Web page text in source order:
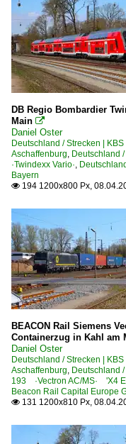
DB Regio Bombardier
Main 
Daniel Oster
Deutschland / Strecken |
Aschaffenburg, Deutschland
·Twindexx Vario·,
Bayern
 194 1200x800 Px,
BEACON Rail Siemens
Containerzug in Kahl am
Daniel Oster
Deutschland / Strecken |
Aschaffenburg, Deutschland
193 ·Vectron AC/MS· 'X4
Beacon Rail Capital Europe
 131 1200x810 Px,